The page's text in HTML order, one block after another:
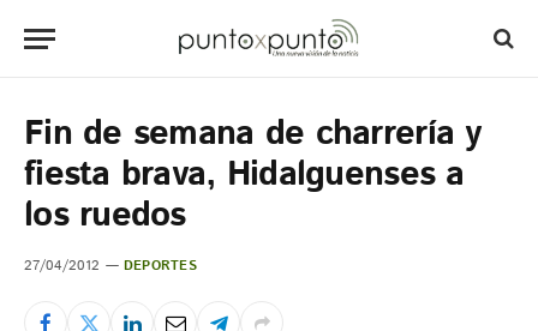
Fin de semana de charrería y
fiesta brava, Hidalguenses a
los ruedos
27/04/2012 DEPORTES